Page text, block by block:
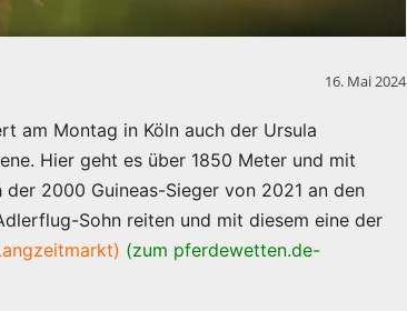
16. Mai 2024
am Montag in Köln auch der Ursula
Hier geht es über 1850 Meter und mit
2000 Guineas-Sieger von 2021 an den
Sohn reiten und mit diesem eine der
(zum pferdewetten.de-